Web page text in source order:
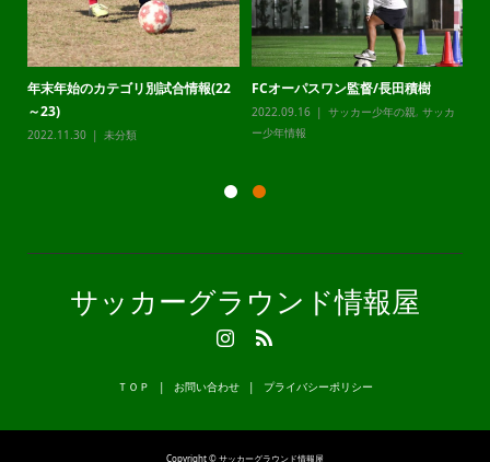
年末年始のカテゴリ別試合情報(22
～23)
2022.11.30 未分類
FCオーパスワン監督/長田積樹
2022.09.16 サッカー少年の親, サッカ
ー少年情報
サッカーグラウンド情報屋
ＴＯＰ お問い合わせ プライバシーポリシー
Copyright © サッカーグラウンド情報屋